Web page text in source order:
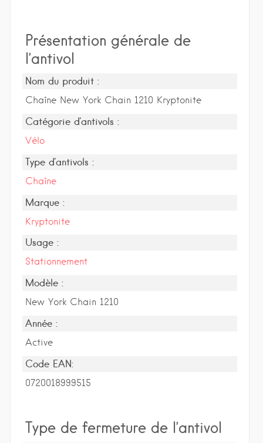
Présentation générale de
l’antivol
Nom du produit :
Chaîne New York Chain 1210 Kryptonite
Catégorie d'antivols :
Vélo
Type d'antivols :
Chaîne
Marque :
Kryptonite
Usage :
Stationnement
Modèle :
New York Chain 1210
Année :
Active
Code EAN:
0720018999515
Type de fermeture de l’antivol